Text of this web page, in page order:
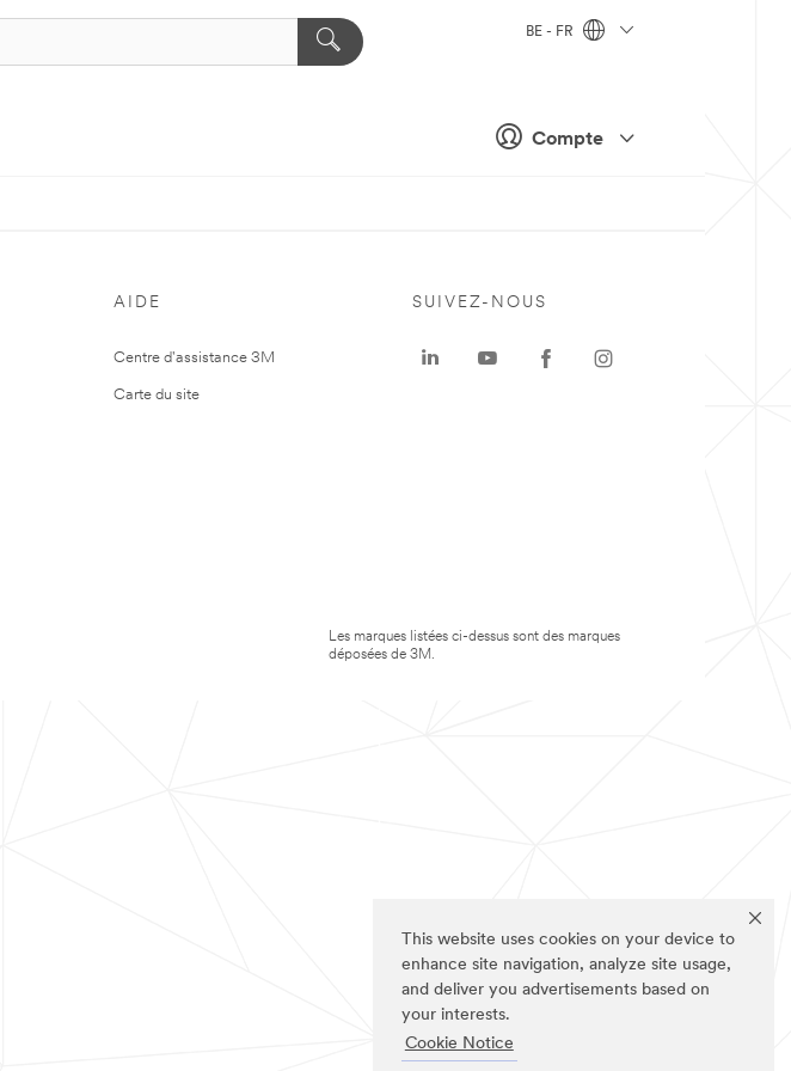
This website uses cookies on your device to
enhance site navigation, analyze site usage,
and deliver you advertisements based on
your interests.
Cookie Notice
Compte
BE - FR
AIDE
Centre d'assistance 3M
Carte du site
SUIVEZ-NOUS
Les marques listées ci-dessus sont des marques
déposées de 3M.